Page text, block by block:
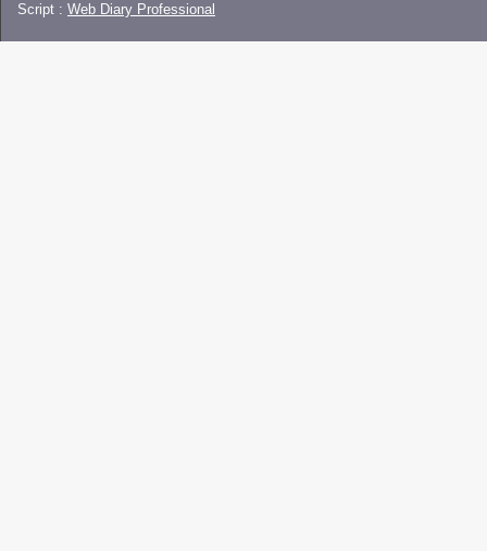
Script : Web Diary Professional